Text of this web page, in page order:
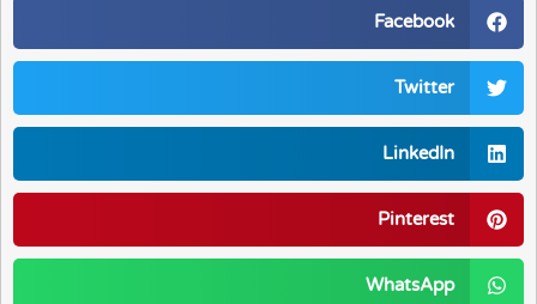
Facebook
Twitter
LinkedIn
Pinterest
WhatsApp